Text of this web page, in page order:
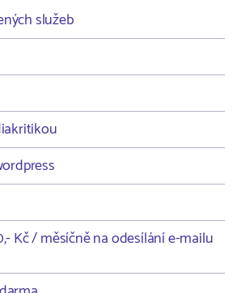
služeb
Kč / měsíčně na odesílání e-mailu